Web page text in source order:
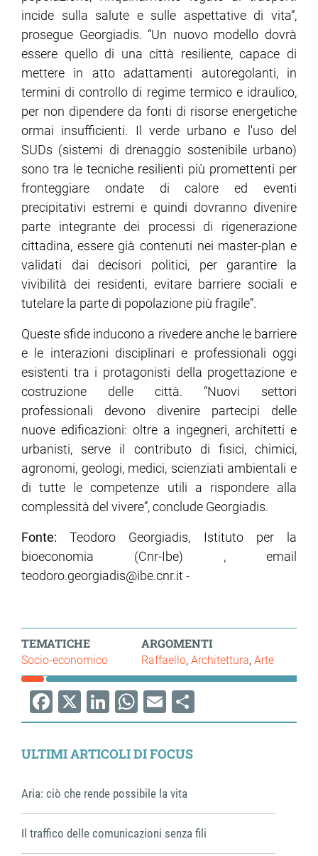
incide sulla salute e sulle aspettative di vita”,
prosegue Georgiadis. “Un nuovo modello dovrà
essere quello di una città resiliente, capace di
mettere in atto adattamenti autoregolanti, in
termini di controllo di regime termico e idraulico,
per non dipendere da fonti di risorse energetiche
ormai insufficienti. Il verde urbano e l'uso del
SUDs (sistemi di drenaggio sostenibile urbano)
sono tra le tecniche resilienti più promettenti per
fronteggiare ondate di calore ed eventi
precipitativi estremi e quindi dovranno divenire
parte integrante dei processi di rigenerazione
cittadina, essere già contenuti nei master-plan e
validati dai decisori politici, per garantire la
vivibilità dei residenti, evitare barriere sociali e
tutelare la parte di popolazione più fragile”.
Queste sfide inducono a rivedere anche le barriere
e le interazioni disciplinari e professionali oggi
esistenti tra i protagonisti della progettazione e
costruzione delle città. “Nuovi settori
professionali devono divenire partecipi delle
nuove edificazioni: oltre a ingegneri, architetti e
urbanisti, serve il contributo di fisici, chimici,
agronomi, geologi, medici, scienziati ambientali e
di tutte le competenze utili a rispondere alla
complessità del vivere”, conclude Georgiadis.
Fonte: Teodoro Georgiadis, Istituto per la
bioeconomia (Cnr-Ibe) , email
teodoro.georgiadis@ibe.cnr.it -
TEMATICHE
Socio-economico
ARGOMENTI
Raffaello Architettura Arte
Facebook
X LinkedIn
WhatsApp
EmailShare
ULTIMI ARTICOLI DI FOCUS
Aria: ciò che rende possibile la vita
Il traffico delle comunicazioni senza fili